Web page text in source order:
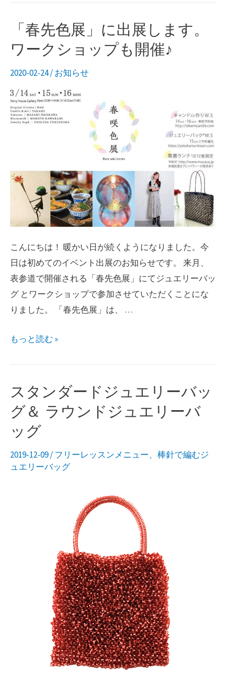
「春先色展」に出展します。
ワークショップも開催♪
2020-02-24/お知らせ
こんにちは！ 暖かい日が続くようになりました。今
日は初めてのイベント出展のお知らせです。 来月、
表参道で開催される「春先色展」にてジュエリーバッ
グ とワークショップで参加させていただくことにな
りました。 「春先色展」は、 …
「春
展」
に
出
展
ま
もっと読む »
スタンダードジュエリーバッ
グ＆ ラウンドジュエリーバ
ッグ
2019-12-09/フリーレッスンメニュー、 棒針で編むジ
ュエリーバッグ